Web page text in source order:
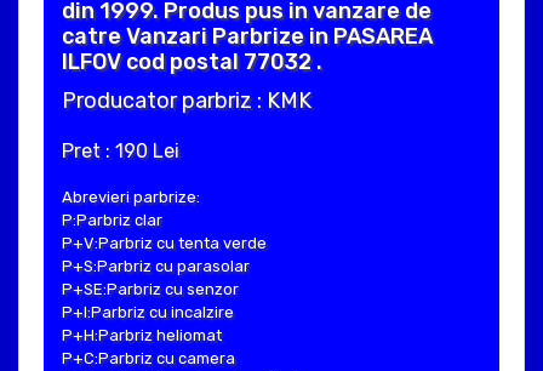
din 1999. Produs pus in vanzare de
catre Vanzari Parbrize in PASAREA
ILFOV cod postal 77032 .
Producator parbriz : KMK
Pret : 190 Lei
Abrevieri parbrize:
P:Parbriz clar
P+V:Parbriz cu tenta verde
P+S:Parbriz cu parasolar
P+SE:Parbriz cu senzor
P+I:Parbriz cu incalzire
P+H:Parbriz heliomat
P+C:Parbriz cu camera